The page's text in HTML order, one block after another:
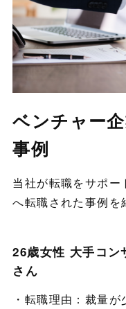
ベンチャー
事例
当社が転職をサポ
へ転職された事例を
26歳女性 大手コン
さん
・転職理由：裁量